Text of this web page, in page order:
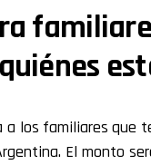
a los familiares que
El monto